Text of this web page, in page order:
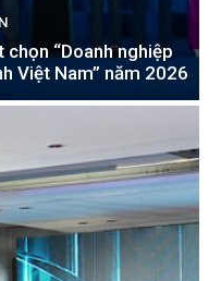
“Doanh nghiệp
Việt Nam” năm 2026